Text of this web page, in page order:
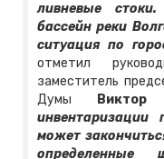
ливневые
бассейн реки
ситуация по
отметил
заместитель
Думы
Виктор
может
определенные